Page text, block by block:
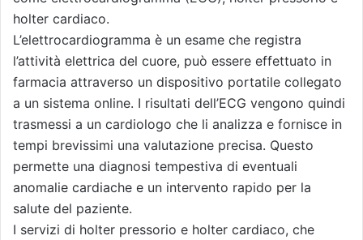
holter cardiaco.
L’elettrocardiogramma è un esame che registra
l’attività elettrica del cuore, può essere effettuato in
farmacia attraverso un dispositivo portatile collegato
a un sistema online. I risultati dell’ECG vengono quindi
trasmessi a un cardiologo che li analizza e fornisce in
tempi brevissimi una valutazione precisa. Questo
permette una diagnosi tempestiva di eventuali
anomalie cardiache e un intervento rapido per la
salute del paziente.
I servizi di holter pressorio e holter cardiaco, che